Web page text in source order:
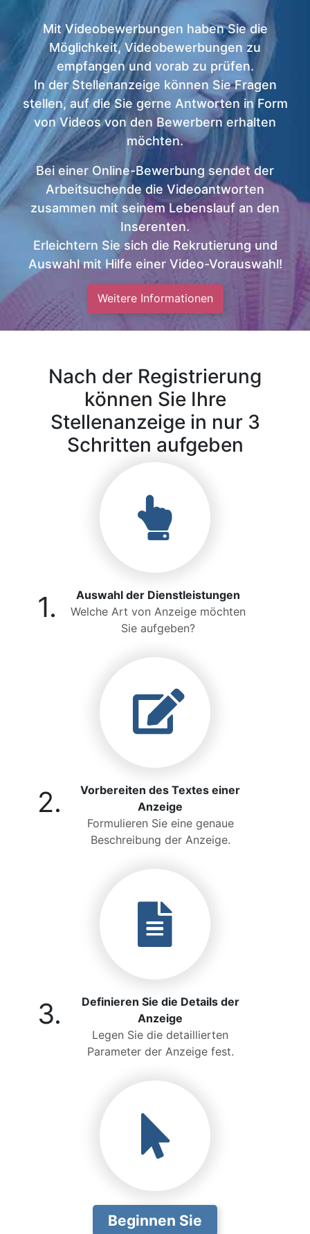
Mit Videobewerbungen haben Sie die
Möglichkeit, Videobewerbungen zu
empfangen und vorab zu prüfen.
In der Stellenanzeige können Sie Fragen
stellen, auf die Sie gerne Antworten in Form
von Videos von den Bewerbern erhalten
möchten.
Bei einer Online-Bewerbung sendet der
Arbeitsuchende die Videoantworten
zusammen mit seinem Lebenslauf an den
Inserenten.
Erleichtern Sie sich die Rekrutierung und
Auswahl mit Hilfe einer Video-Vorauswahl!
Weitere Informationen
Nach der Registrierung
können Sie Ihre
Stellenanzeige in nur 3
Schritten aufgeben
1.
Auswahl der Dienstleistungen
Welche Art von Anzeige möchten
Sie aufgeben?
2.
Vorbereiten des Textes einer
Anzeige
Formulieren Sie eine genaue
Beschreibung der Anzeige.
3.
Definieren Sie die Details der
Anzeige
Legen Sie die detaillierten
Parameter der Anzeige fest.
Beginnen Sie